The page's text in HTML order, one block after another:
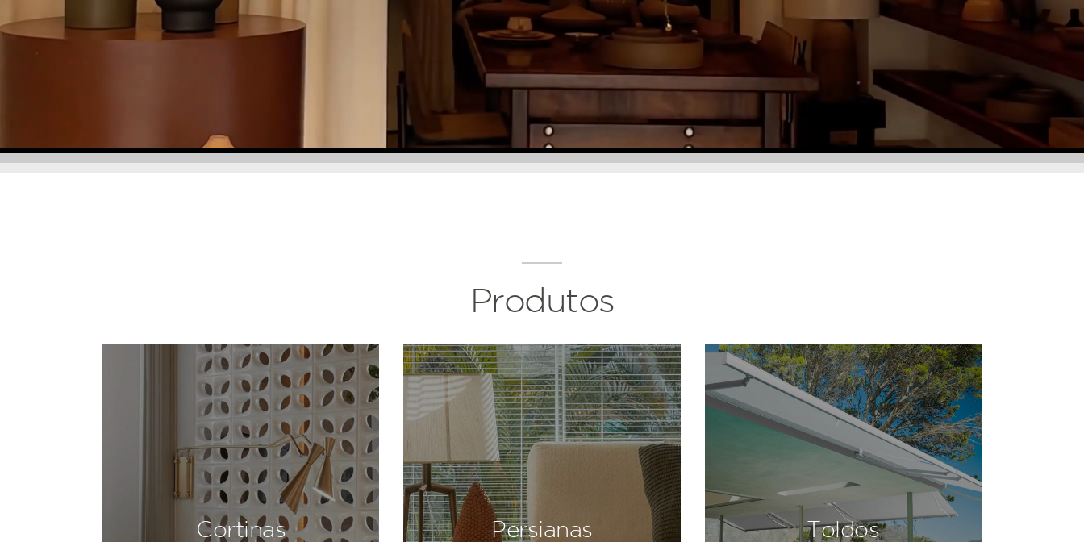
Produtos
Cortinas Persianas Toldos